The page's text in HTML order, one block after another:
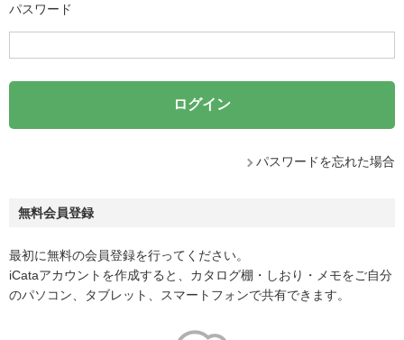
パスワード
パスワードを忘れた場合
無料会員登録
最初に無料の会員登録を行ってください。
iCataアカウントを作成すると、カタログ棚・しおり・メモをご自分
のパソコン、タブレット、スマートフォンで共有できます。